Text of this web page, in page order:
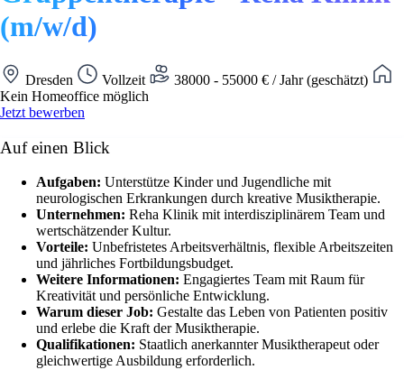
(m/w/d)
Dresden Vollzeit
38000 - 55000 € / Jahr (geschätzt)
Kein Homeoffice möglich
Jetzt bewerben
Auf einen Blick
Aufgaben: Unterstütze Kinder und Jugendliche mit
neurologischen Erkrankungen durch kreative Musiktherapie.
Unternehmen: Reha Klinik mit interdisziplinärem Team und
wertschätzender Kultur.
Vorteile: Unbefristetes Arbeitsverhältnis, flexible Arbeitszeiten
und jährliches Fortbildungsbudget.
Weitere Informationen: Engagiertes Team mit Raum für
Kreativität und persönliche Entwicklung.
Warum dieser Job: Gestalte das Leben von Patienten positiv
und erlebe die Kraft der Musiktherapie.
Qualifikationen: Staatlich anerkannter Musiktherapeut oder
gleichwertige Ausbildung erforderlich.